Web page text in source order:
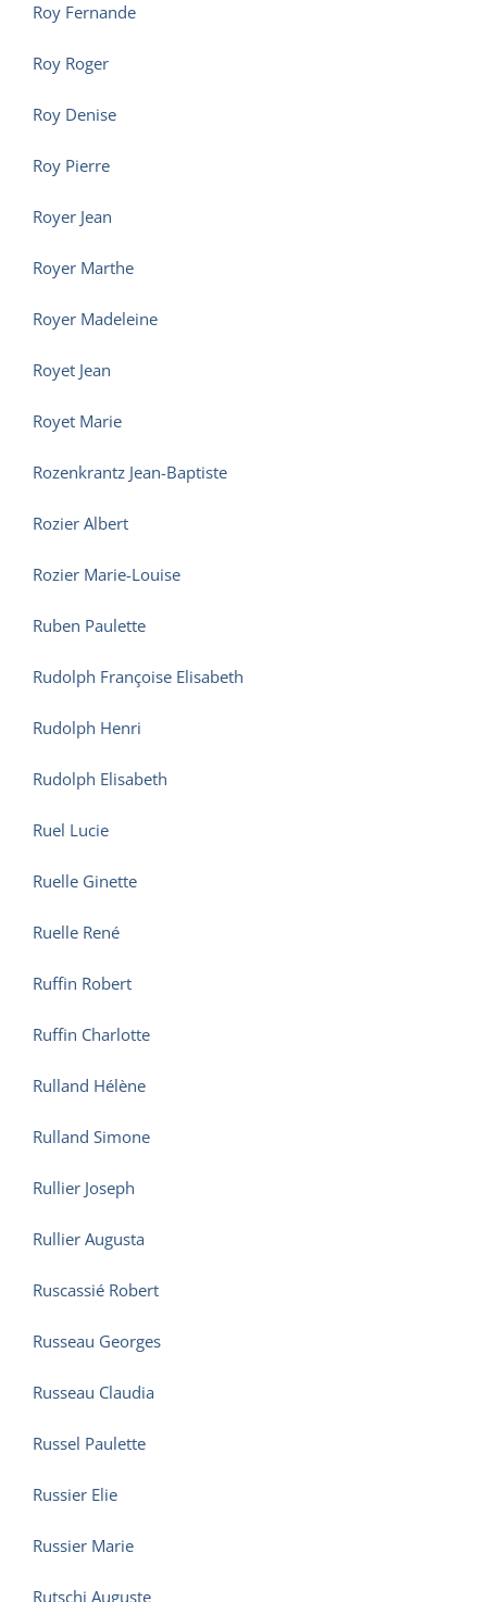
Roy Fernande
Roy Roger
Roy Denise
Roy Pierre
Royer Jean
Royer Marthe
Royer Madeleine
Royet Jean
Royet Marie
Rozenkrantz Jean-Baptiste
Rozier Albert
Rozier Marie-Louise
Ruben Paulette
Rudolph Françoise Elisabeth
Rudolph Henri
Rudolph Elisabeth
Ruel Lucie
Ruelle Ginette
Ruelle René
Ruffin Robert
Ruffin Charlotte
Rulland Hélène
Rulland Simone
Rullier Joseph
Rullier Augusta
Ruscassié Robert
Russeau Georges
Russeau Claudia
Russel Paulette
Russier Elie
Russier Marie
Rutschi Auguste